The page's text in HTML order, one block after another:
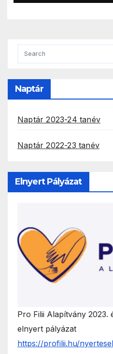
Naptár
Naptár 2023-24 tanév
Naptár 2022-23 tanév
Elnyert Pályázat
Pro Filii Alapítvány 2023.
elnyert pályázat
https://profilii.hu/